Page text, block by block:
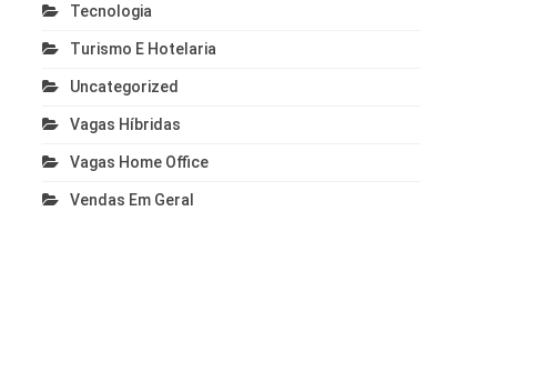
Tecnologia
Turismo E Hotelaria
Uncategorized
Vagas Híbridas
Vagas Home Office
Vendas Em Geral